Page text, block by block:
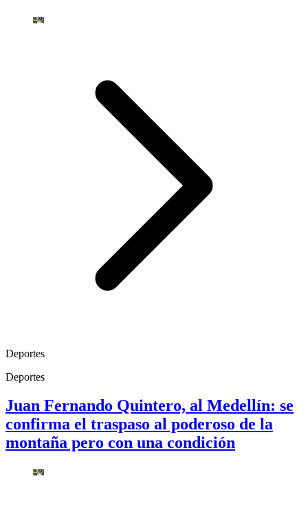
Deportes
Deportes
Juan Fernando Quintero, al Medellín: se
confirma el traspaso al poderoso de la
montaña pero con una condición